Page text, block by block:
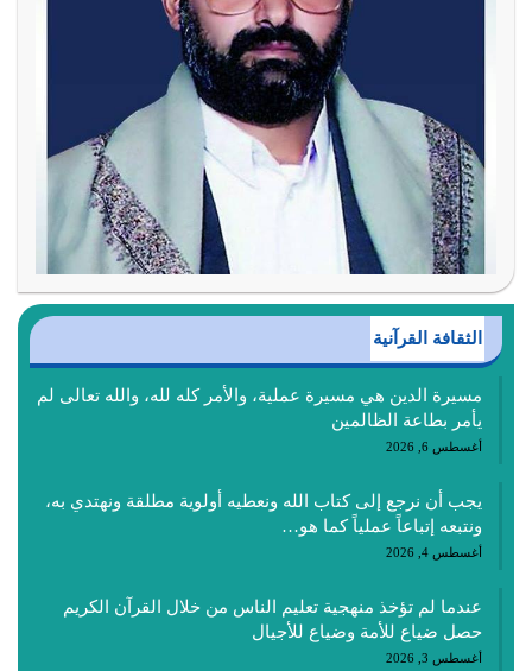
الثقافة القرآنية
مسيرة الدين هي مسيرة عملية، والأمر كله لله، والله تعالى لم
يأمر بطاعة الظالمين
أغسطس 6, 2026
يجب أن نرجع إلى كتاب الله ونعطيه أولوية مطلقة ونهتدي به،
ونتبعه إتباعاً عملياً كما هو…
أغسطس 4, 2026
عندما لم تؤخذ منهجية تعليم الناس من خلال القرآن الكريم
حصل ضياع للأمة وضياع للأجيال
أغسطس 3, 2026